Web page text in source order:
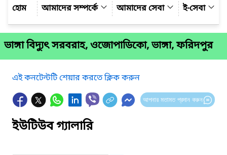
আমাদের সম্পর্কে
আমাদের সেবা ই-সেবা
ভাঙ্গা বিদ্যুৎ সরবরাহ, ওজোপাডিকো, ভাঙ্গা, ফরিদপুর
এই কনটেন্টটি শেয়ার করতে ক্লিক করুন
আপনার মতামত প্রদান করুন
ইউটিউব গ্যালারি